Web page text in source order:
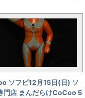
ソフビ12月15日(日) ソ
門店 まんだらけCoCoo 5